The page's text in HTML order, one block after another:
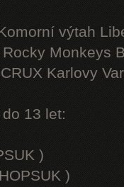
výtah
Monkeys
Karlovy
13 let:
)
)